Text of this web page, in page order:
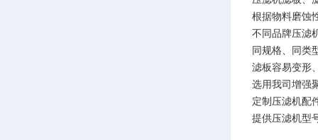
根据物料磨蚀
不同品牌压滤
同规格、同类
滤板容易变形
选用我司增强
定制压滤机配
提供压滤机型